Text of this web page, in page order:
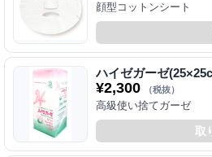
顔型コットンシート
ハイゼガーゼ
¥2,300 （税抜）
高級使い捨てガーゼ
取